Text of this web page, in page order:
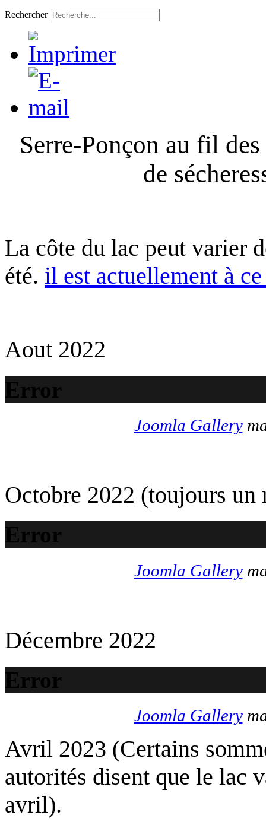
Rechercher
Serre-Ponçon au fil
de
La côte du lac peut varier
été. il est actuellement à
Aout 2022
Error
Joomla Gallery
Octobre 2022 (toujours un
Error
Joomla Gallery
Décembre 2022
Error
Joomla Gallery
Avril 2023 (Certains
autorités disent que le lac
avril).